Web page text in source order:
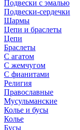
Подвески с эмалью
Подвески-сердечки
Шармы
Цепи и браслеты
Цепи
Браслеты
С агатом
С жемчугом
С фианитами
Религия
Православные
Мусульманские
Колье и бусы
Колье
Бусы